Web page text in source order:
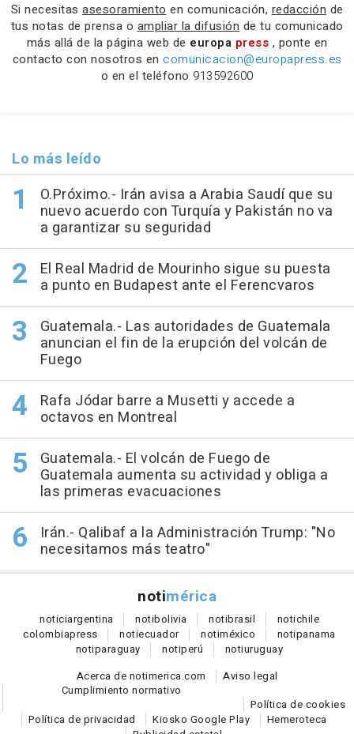
Si necesitas asesoramiento en comunicación, redacción de
tus notas de prensa o ampliar la difusión de tu comunicado
más allá de la página web de europa press , ponte en
contacto con nosotros en comunicacion@europapress.es
o en el teléfono 913592600
Lo más leído
O.Próximo.- Irán avisa a Arabia Saudí que su
nuevo acuerdo con Turquía y Pakistán no va
a garantizar su seguridad
El Real Madrid de Mourinho sigue su puesta
a punto en Budapest ante el Ferencvaros
Guatemala.- Las autoridades de Guatemala
anuncian el fin de la erupción del volcán de
Fuego
Rafa Jódar barre a Musetti y accede a
octavos en Montreal
Guatemala.- El volcán de Fuego de
Guatemala aumenta su actividad y obliga a
las primeras evacuaciones
Irán.- Qalibaf a la Administración Trump: "No
necesitamos más teatro"
notimérica
noticiargentina notibolivia notibrasil notichile
colombiapress notiecuador notiméxico notipanama
notiparaguay notiperú notiuruguay
Acerca de notimerica.com
Aviso legal
Cumplimiento normativo
Política de cookies
Política de privacidad
Kiosko Google Play
Hemeroteca